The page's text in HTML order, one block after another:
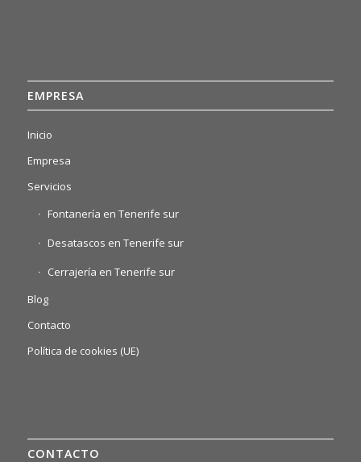
EMPRESA
Inicio
Empresa
Servicios
Fontanería en Tenerife sur
Desatascos en Tenerife sur
Cerrajería en Tenerife sur
Blog
Contacto
Política de cookies (UE)
CONTACTO